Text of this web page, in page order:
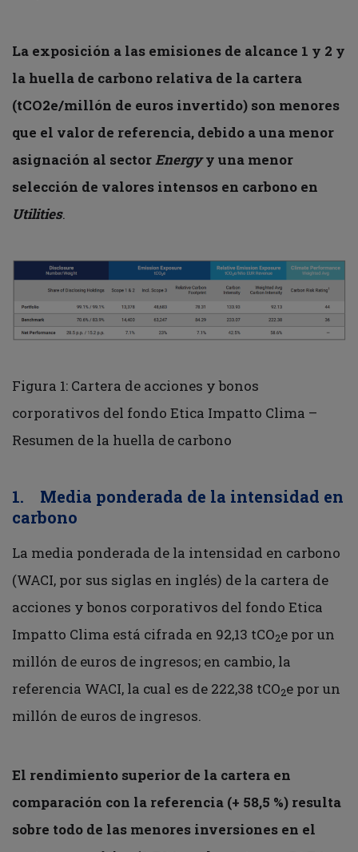
La exposición a las emisiones de alcance 1 y 2 y
la huella de carbono relativa de la cartera
(tCO2e/millón de euros invertido) son menores
que el valor de referencia, debido a una menor
asignación al sectorEnergyy una menor
selección de valores intensos en carbono en
Utilities.
Figura 1: Cartera de acciones y bonos
corporativos del fondo Etica Impatto Clima –
Resumen de la huella de carbono
1. Media ponderada de la intensidad en
carbono
La media ponderada de la intensidad en carbono
(WACI, por sus siglas en inglés) de la cartera de
acciones y bonos corporativos del fondo Etica
Impatto Clima está cifrada en 92,13 tCO2e por un
millón de euros de ingresos; en cambio, la
referencia WACI, la cual es de 222,38 tCO2e por un
millón de euros de ingresos.
El rendimiento superior de la cartera en
comparación con la referencia (+ 58,5 %) resulta
sobre todo de las menores inversiones en el